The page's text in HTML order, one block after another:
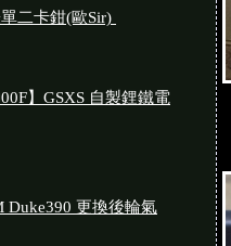
二卡鉗(歐Sir)
】GSXS 自製鋰鐵電
Duke390 更換後輪氣